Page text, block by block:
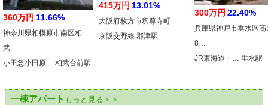
360万円 11.66%
神奈川県相模原市南区相
武…
小田急小田原… 相武台前駅
415万円 13.01%
大阪府枚方市釈尊寺町
京阪交野線 郡津駅
300万円 22.40%
兵庫県神戸市垂水区高
8…
JR東海道・… 垂水駅
一棟アパート もっと見る＞＞